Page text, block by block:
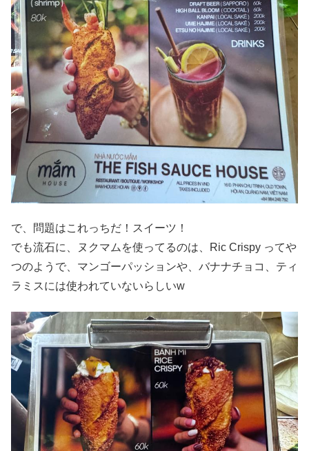
で、問題はこれっちだ！スイーツ！
でも流石に、ヌクマムを使ってるのは、Ric Crispy ってや
つのようで、マンゴーパッションや、バナナチョコ、ティ
ラミスには使われていないらしいw